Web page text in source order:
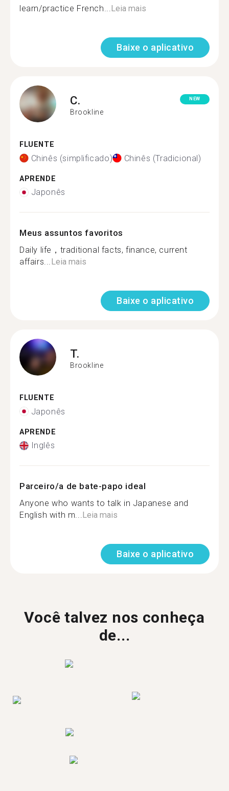
learn/practice French...Leia mais
Baixe o aplicativo
C.
Brookline
NEW
FLUENTE
Chinês (simplificado) Chinês (Tradicional)
APRENDE
Japonês
Meus assuntos favoritos
Daily life，traditional facts, finance, current
affairs...Leia mais
Baixe o aplicativo
T.
Brookline
FLUENTE
Japonês
APRENDE
Inglês
Parceiro/a de bate-papo ideal
Anyone who wants to talk in Japanese and
English with m...Leia mais
Baixe o aplicativo
Você talvez nos conheça
de...